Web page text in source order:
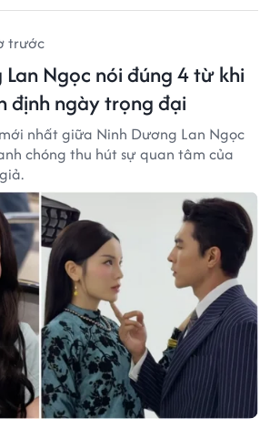
trước
Ngọc nói đúng 4 từ khi
định ngày trọng đại
nhất giữa Ninh Dương Lan Ngọc
chóng thu hút sự quan tâm của